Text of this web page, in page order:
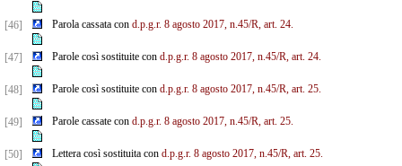
[46] Parola cassata con d.p.g.r. 8 agosto 2017, n.45/R, art. 24.
[47] Parole così sostituite con d.p.g.r. 8 agosto 2017, n.45/R, art. 24.
[48] Parole così sostituite con d.p.g.r. 8 agosto 2017, n.45/R, art. 25.
[49] Parole cassate con d.p.g.r. 8 agosto 2017, n.45/R, art. 25.
[50] Lettera così sostituita con d.p.g.r. 8 agosto 2017, n.45/R, art. 25.